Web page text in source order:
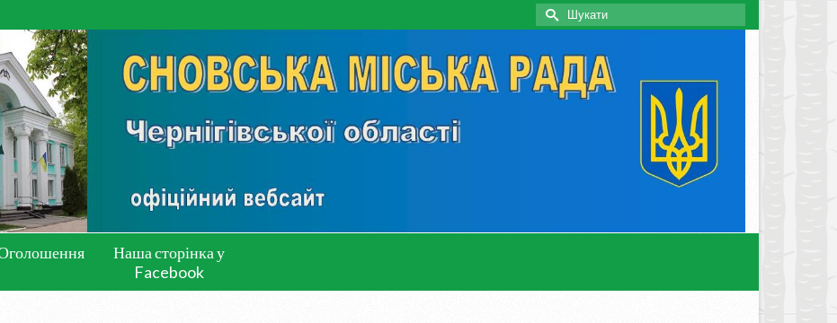
Search
for:
Наша сторінка у
Facebook